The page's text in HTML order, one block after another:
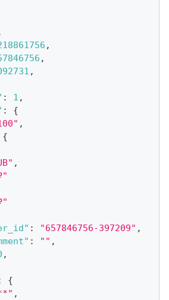
,
,
,
: 1 ,
:
{
,
{
,
: "657846756-397209" ,
: "" ,
,
{
,